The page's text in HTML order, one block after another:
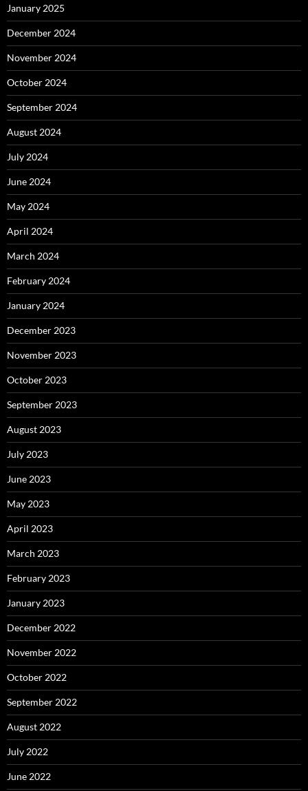
January 2025
December 2024
November 2024
October 2024
September 2024
August 2024
July 2024
June 2024
May 2024
April 2024
March 2024
February 2024
January 2024
December 2023
November 2023
October 2023
September 2023
August 2023
July 2023
June 2023
May 2023
April 2023
March 2023
February 2023
January 2023
December 2022
November 2022
October 2022
September 2022
August 2022
July 2022
June 2022